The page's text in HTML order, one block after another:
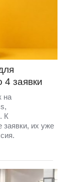
4 заявки
на
К
заявки, их уже